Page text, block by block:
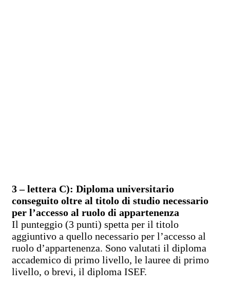
3 – lettera C): Diploma universitario
conseguito oltre al titolo di studio necessario
per l’accesso al ruolo di appartenenza
Il punteggio (3 punti) spetta per il titolo
aggiuntivo a quello necessario per l’accesso al
ruolo d’appartenenza. Sono valutati il diploma
accademico di primo livello, le lauree di primo
livello, o brevi, il diploma ISEF.